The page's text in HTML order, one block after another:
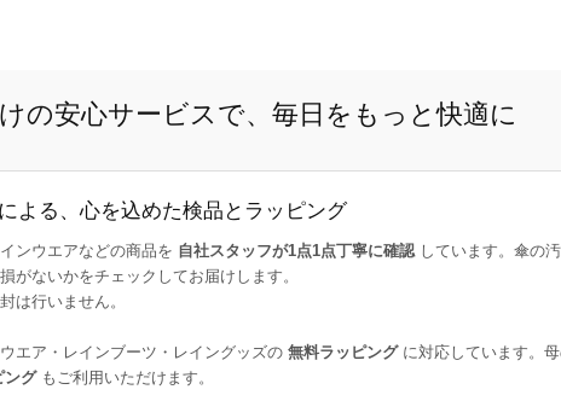
の安心サービスで、毎日をもっと快適に
よる、心を込めた検品とラッピング
ンウエアなどの商品を 自社スタッフが1点1点丁寧に確認しています。傘の
がないかをチェックしてお届けします。
は行いません。
エア・レインブーツ・レイングッズの 無料ラッピングに対応しています。
ングもご利用いただけます。